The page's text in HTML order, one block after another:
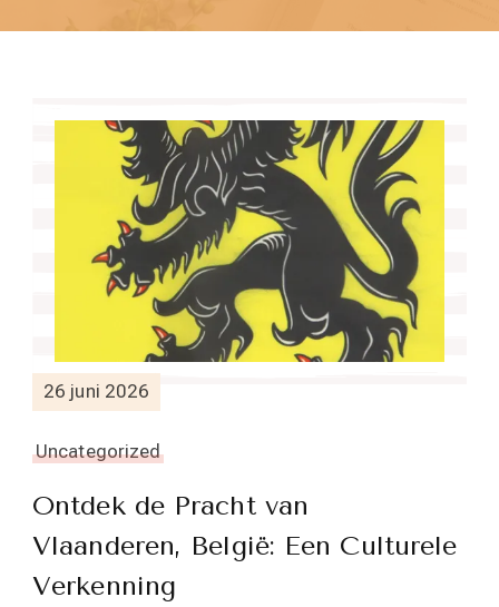
26 juni 2026
Uncategorized
Ontdek de Pracht van
Vlaanderen, België: Een Culturele
Verkenning